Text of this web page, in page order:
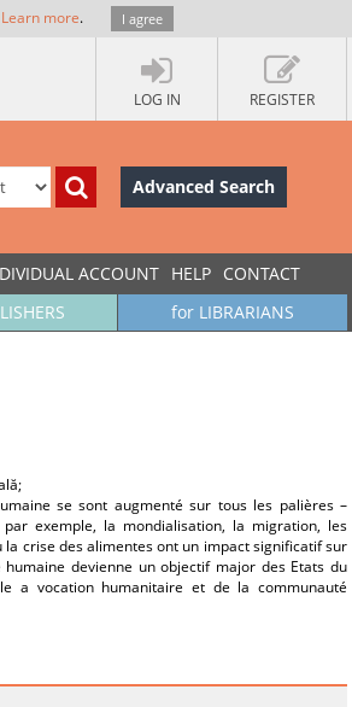
Learn more. I agree
LOG IN REGISTER
Advanced Search
ACCOUNT HELP CONTACT
for LIBRARIANS
se sont augmenté sur tous les palières –
exemple, la mondialisation, la migration, les
crise des alimentes ont un impact significatif sur
humaine devienne un objectif major des Etats du
a vocation humanitaire et de la communauté